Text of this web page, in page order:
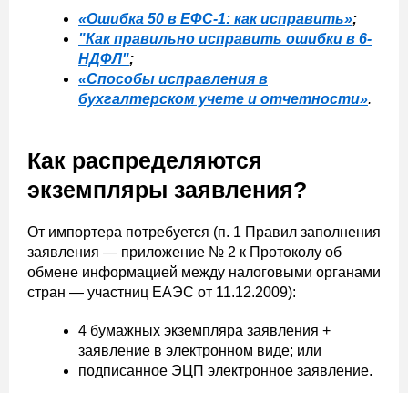
«Ошибка 50 в ЕФС-1: как исправить»;
"Как правильно исправить ошибки в 6-
НДФЛ";
«Способы исправления в
бухгалтерском учете и отчетности».
Как распределяются
экземпляры заявления?
От импортера потребуется (п. 1 Правил заполнения
заявления — приложение № 2 к Протоколу об
обмене информацией между налоговыми органами
стран — участниц ЕАЭС от 11.12.2009):
4 бумажных экземпляра заявления +
заявление в электронном виде; или
подписанное ЭЦП электронное заявление.